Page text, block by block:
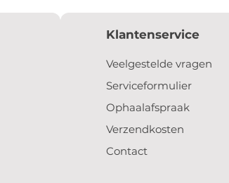
Klantenservice
Veelgestelde vragen
Serviceformulier
Ophaalafspraak
Verzendkosten
Contact